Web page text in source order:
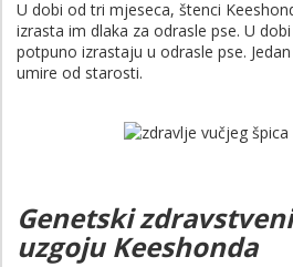
U dobi od tri mjeseca, štenci
izrasta im dlaka za odrasle pse. U
potpuno izrastaju u odrasle pse.
umire od starosti.
Genetski
uzgoju Keeshonda